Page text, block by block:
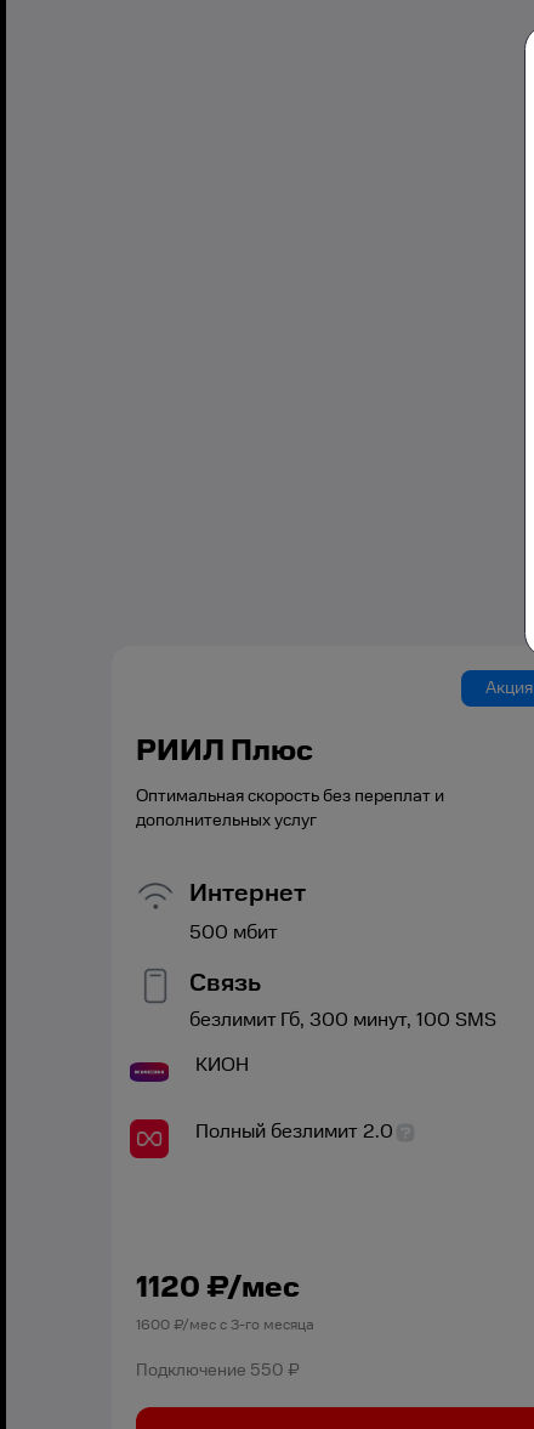
Акция
РИИЛ Плюс
Оптимальная скорость без переплат и
дополнительных услуг
Интернет
500 мбит
Связь
безлимитГб, 300 минут, 100 SMS
КИОН
Полный безлимит 2.0
1120 ₽/мес
1600₽/мес с 3-го месяца
Подключение 550 ₽